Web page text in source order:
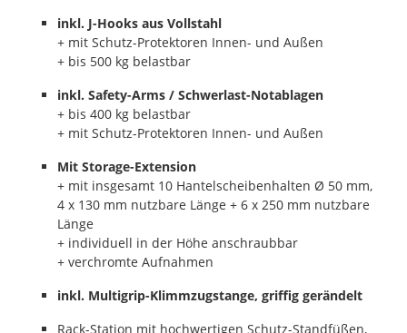
inkl. J-Hooks aus Vollstahl
+ mit Schutz-Protektoren Innen- und Außen
+ bis 500 kg belastbar
inkl. Safety-Arms / Schwerlast-Notablagen
+ bis 400 kg belastbar
+ mit Schutz-Protektoren Innen- und Außen
Mit Storage-Extension
+ mit insgesamt 10 Hantelscheibenhalten Ø 50 mm,
4 x 130 mm nutzbare Länge + 6 x 250 mm nutzbare
Länge
+ individuell in der Höhe anschraubbar
+ verchromte Aufnahmen
inkl. Multigrip-Klimmzugstange, griffig gerändelt
Rack-Station mit hochwertigen Schutz-Standfüßen,